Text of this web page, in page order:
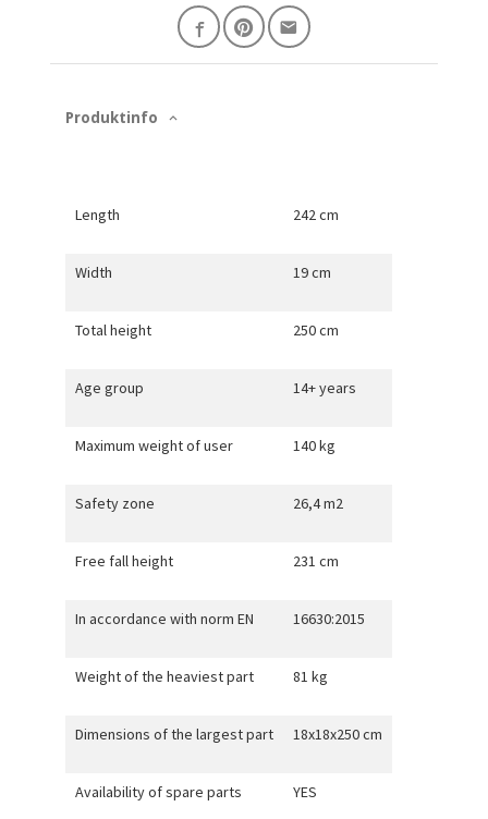
Produktinfo
Length 242 cm
Width 19 cm
Total height 250 cm
Age group 14+ years
Maximum weight of user 140 kg
Safety zone 26,4 m2
Free fall height 231 cm
In accordance with norm EN 16630:2015
Weight of the heaviest part 81 kg
Dimensions of the largest part 18x18x250 cm
Availability of spare parts YES